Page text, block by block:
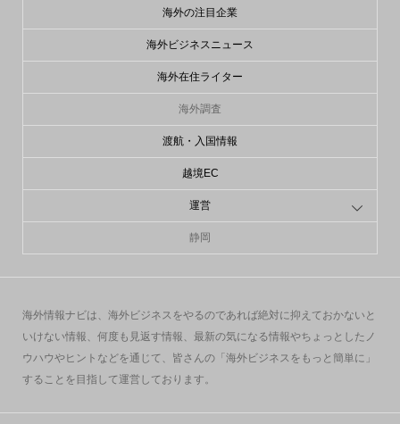
海外の注目企業
海外ビジネスニュース
海外在住ライター
海外調査
渡航・入国情報
越境EC
運営
静岡
海外情報ナビは、海外ビジネスをやるのであれば絶対に抑えておかないと
いけない情報、何度も見返す情報、最新の気になる情報やちょっとしたノ
ウハウやヒントなどを通じて、皆さんの「海外ビジネスをもっと簡単に」
することを目指して運営しております。